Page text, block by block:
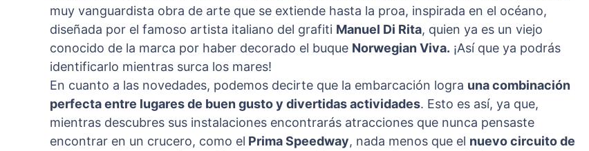
muy vanguardista obra de arte que se extiende hasta la proa, inspirada en el océano,
diseñada por el famoso artista italiano del grafiti Manuel Di Rita, quien ya es un viejo
conocido de la marca por haber decorado el buque Norwegian Viva. ¡Así que ya podrás
identificarlo mientras surca los mares!
En cuanto a las novedades, podemos decirte que la embarcación logra una combinación
perfecta entre lugares de buen gusto y divertidas actividades. Esto es así, ya que,
mientras descubres sus instalaciones encontrarás atracciones que nunca pensaste
encontrar en un crucero, como el Prima Speedway, nada menos que el nuevo circuito de